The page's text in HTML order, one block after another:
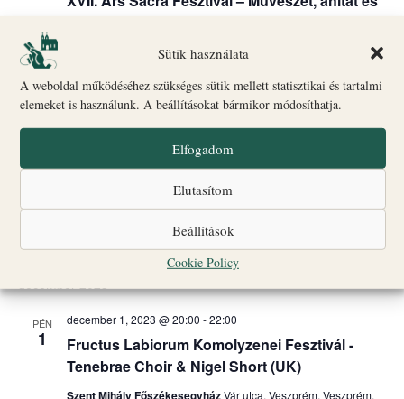
Sütik használata
A weboldal működéséhez szükséges sütik mellett statisztikai és tartalmi
elemeket is használunk. A beállításokat bármikor módosíthatja.
Elfogadom
Elutasítom
Beállítások
Cookie Policy
Szent Mihály FőszékesegyházVár utca, Veszprém, Veszprém,
CSÜ
28 KATTÁRS – Katolikus Társadalmi Napok
Kiemelt
szeptember 28, 2023 @ 08:00-október 1, 2023 @ 18:00
CSÜ
Pueri Cantores énekkari találkozó
szeptember 28, 2023 @ 18:00-október 1, 2023 @ 14:00
december 2023
PÉN
1
Fructus Labiorum Komolyzenei Fesztivál -
Tenebrae Choir & Nigel Short (UK)
december 1, 2023 @ 20:00 -22:00
Szent Mihály FőszékesegyházVár utca, Veszprém, Veszprém,